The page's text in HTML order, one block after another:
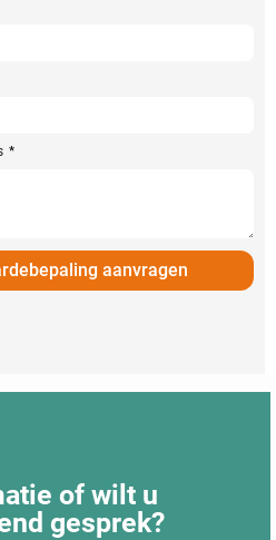
aanvragen
of wilt u
gesprek?